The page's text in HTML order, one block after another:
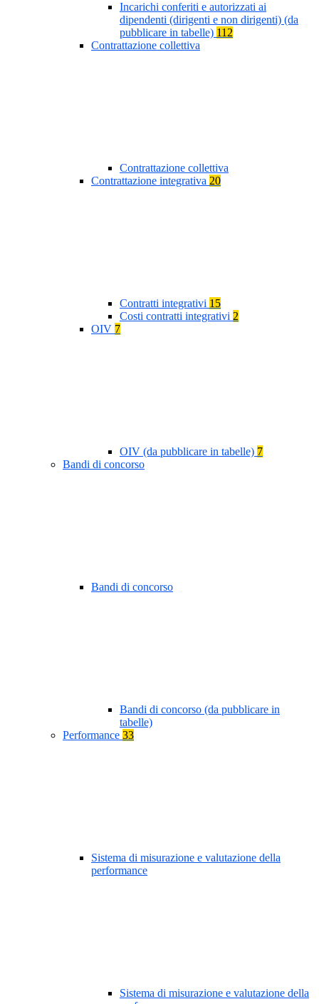
Incarichi conferiti e autorizzati ai
dipendenti (dirigenti e non dirigenti) (da
pubblicare in tabelle) 112
Contrattazione collettiva
Contrattazione collettiva
Contrattazione integrativa 20
Contratti integrativi 15
Costi contratti integrativi 2
OIV 7
OIV (da pubblicare in tabelle) 7
Bandi di concorso
Bandi di concorso
Bandi di concorso (da pubblicare in
tabelle)
Performance 33
Sistema di misurazione e valutazione della
performance
Sistema di misurazione e valutazione della